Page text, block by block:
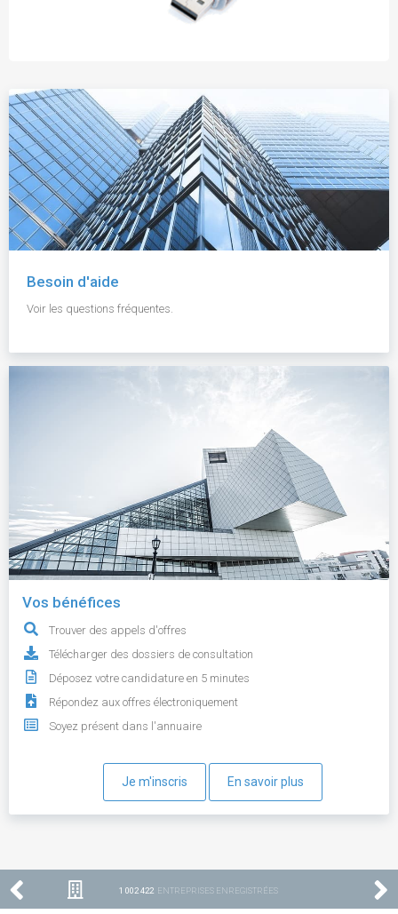
Besoin d'aide
Voir les questions fréquentes.
Vos bénéfices
Trouver des appels d'offres
Télécharger des dossiers de consultation
Déposez votre candidature en 5 minutes
Répondez aux offres électroniquement
Soyez présent dans l'annuaire
Je m'inscris En savoir plus
1 002 422 ENTREPRISES ENREGISTRÉES